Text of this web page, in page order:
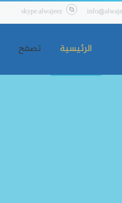
skype.alwajeez
الرئيسية تصفح